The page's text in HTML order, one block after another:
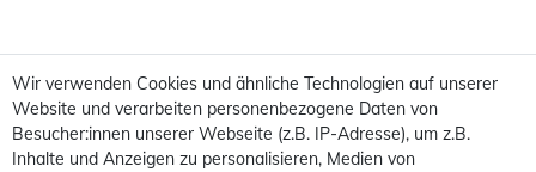
Wir verwenden Cookies und ähnliche Technologien auf unserer
Website und verarbeiten personenbezogene Daten von
Besucher:innen unserer Webseite (z.B. IP-Adresse), um z.B.
Inhalte und Anzeigen zu personalisieren, Medien von